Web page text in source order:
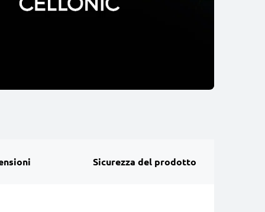
Sicurezza del prodotto